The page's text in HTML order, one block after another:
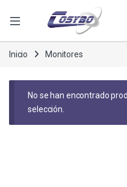
Inicio Monitores
No se han encontrado
selección.